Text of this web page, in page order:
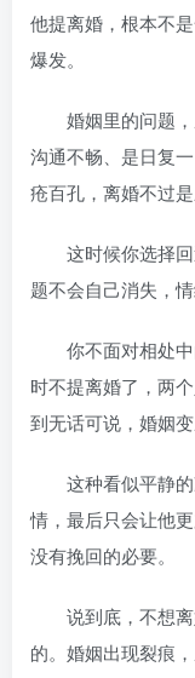
他提离婚，根本不
爆发。
婚姻里的问题，
沟通不畅、是日复
疮百孔，离婚不过
这时候你选择回
题不会自己消失，
你不面对相处中
时不提离婚了，两
到无话可说，婚姻变
这种看似平静的
情，最后只会让他
没有挽回的必要。
说到底，不想离
的。婚姻出现裂痕